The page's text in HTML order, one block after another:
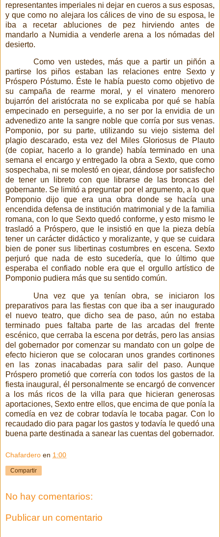
representantes imperiales ni dejar en cueros a sus esposas,
y que como no alejara los cálices de vino de su esposa, le
iba a recetar abluciones de pez hirviendo antes de
mandarlo a Numidia a venderle arena a los nómadas del
desierto.
Como ven ustedes, más que a partir un piñón a
partirse los piños estaban las relaciones entre Sexto y
Próspero Póstumo. Éste le había puesto como objetivo de
su campaña de rearme moral, y el vinatero menorero
bujarrón del aristócrata no se explicaba por qué se había
empecinado en perseguirle, a no ser por la envidia de un
advenedizo ante la sangre noble que corría por sus venas.
Pomponio, por su parte, utilizando su viejo sistema del
plagio descarado, esta vez del Miles Gloriosus de Plauto
(de copiar, hacerlo a lo grande) había terminado en una
semana el encargo y entregado la obra a Sexto, que como
sospechaba, ni se molestó en ojear, dándose por satisfecho
de tener un libreto con que librarse de las broncas del
gobernante. Se limitó a preguntar por el argumento, a lo que
Pomponio dijo que era una obra donde se hacía una
encendida defensa de institución matrimonial y de la familia
romana, con lo que Sexto quedó conforme, y esto mismo le
trasladó a Próspero, que le insistió en que la pieza debía
tener un carácter didáctico y moralizante, y que se cuidara
bien de poner sus libertinas costumbres en escena. Sexto
perjuró que nada de esto sucedería, que lo último que
esperaba el confiado noble era que el orgullo artístico de
Pomponio pudiera más que su sentido común.
Una vez que ya tenían obra, se iniciaron los
preparativos para las fiestas con que iba a ser inaugurado
el nuevo teatro, que dicho sea de paso, aún no estaba
terminado pues faltaba parte de las arcadas del frente
escénico, que cerraba la escena por detrás, pero las ansias
del gobernador por comenzar su mandato con un golpe de
efecto hicieron que se colocaran unos grandes cortinones
en las zonas inacabadas para salir del paso. Aunque
Próspero prometió que correría con todos los gastos de la
fiesta inaugural, él personalmente se encargó de convencer
a los más ricos de la villa para que hicieran generosas
aportaciones, Sexto entre ellos, que encima de que ponía la
comedía en vez de cobrar todavía le tocaba pagar. Con lo
recaudado dio para pagar los gastos y todavía le quedó una
buena parte destinada a sanear las cuentas del gobernador.
Chafardero en 1:00
Compartir
No hay comentarios:
Publicar un comentario